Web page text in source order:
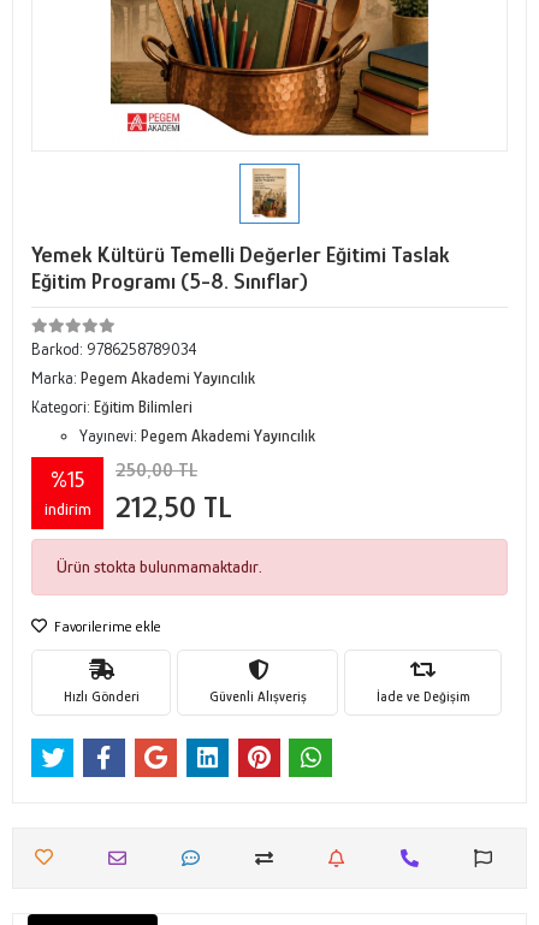
Yemek Kültürü Temelli Değerler Eğitimi Taslak
Eğitim Programı (5-8. Sınıflar)
Barkod: 9786258789034
Marka: Pegem Akademi Yayıncılık
Kategori: Eğitim Bilimleri
Yayınevi: Pegem Akademi Yayıncılık
%15
indirim
250,00 TL
212,50 TL
Ürün stokta bulunmamaktadır.
Favorilerime ekle
Hızlı Gönderi Güvenli Alışveriş İade ve Değişim